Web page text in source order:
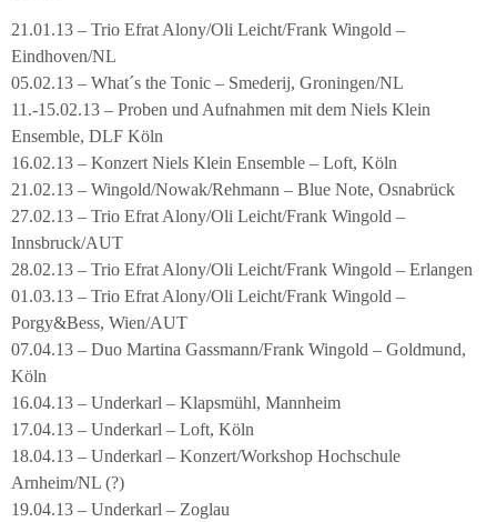
21.01.13 – Trio Efrat Alony/Oli Leicht/Frank Wingold –
Eindhoven/NL
05.02.13 – What´s the Tonic – Smederij, Groningen/NL
11.-15.02.13 – Proben und Aufnahmen mit dem Niels Klein
Ensemble, DLF Köln
16.02.13 – Konzert Niels Klein Ensemble – Loft, Köln
21.02.13 – Wingold/Nowak/Rehmann – Blue Note, Osnabrück
27.02.13 – Trio Efrat Alony/Oli Leicht/Frank Wingold –
Innsbruck/AUT
28.02.13 – Trio Efrat Alony/Oli Leicht/Frank Wingold – Erlangen
01.03.13 – Trio Efrat Alony/Oli Leicht/Frank Wingold –
Porgy&Bess, Wien/AUT
07.04.13 – Duo Martina Gassmann/Frank Wingold – Goldmund,
Köln
16.04.13 – Underkarl – Klapsmühl, Mannheim
17.04.13 – Underkarl – Loft, Köln
18.04.13 – Underkarl – Konzert/Workshop Hochschule
Arnheim/NL (?)
19.04.13 – Underkarl – Zoglau